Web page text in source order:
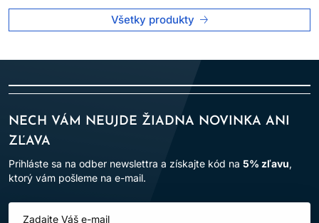
Všetky produkty
NECH VÁM NEUJDE ŽIADNA NOVINKA ANI
ZĽAVA
Prihláste sa na odber newslettra a získajte kód na 5% zľavu,
ktorý vám pošleme na e-mail.